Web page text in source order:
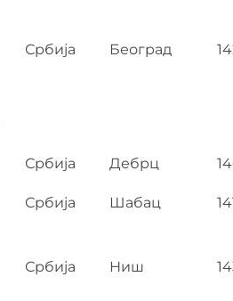
Србија Београд
Србија Дебрц
Србија Шабац
Србија Ниш